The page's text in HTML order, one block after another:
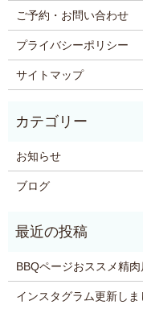
ご予約・お問い合わせ
プライバシーポリシー
サイトマップ
お知らせ
ブログ
BBQページおススメ精肉
インスタグラム更新しま